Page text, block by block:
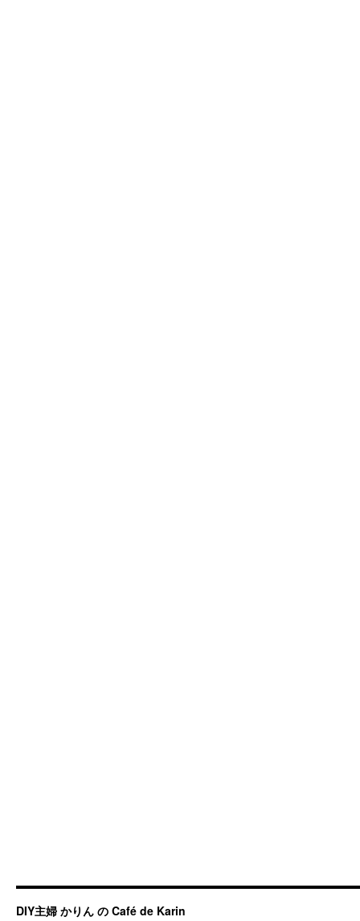
DIY主婦 かりん の Café de Karin